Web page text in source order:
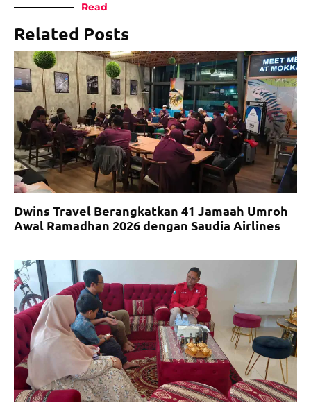
Read
Related Posts
Dwins Travel Berangkatkan 41 Jamaah Umroh
Awal Ramadhan 2026 dengan Saudia Airlines